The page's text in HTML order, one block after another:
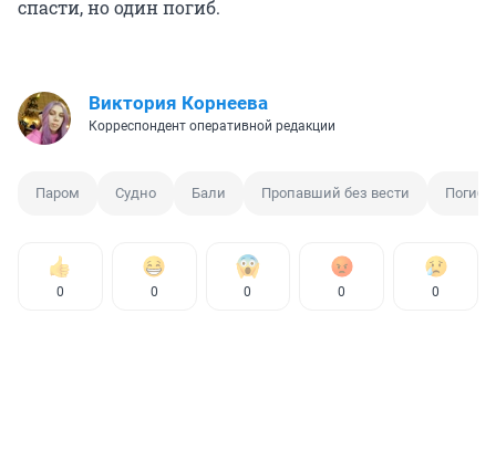
спасти, но один погиб.
Виктория Корнеева
Корреспондент оперативной редакции
Паром Судно Бали Пропавший без вести
0 0 0 0 0